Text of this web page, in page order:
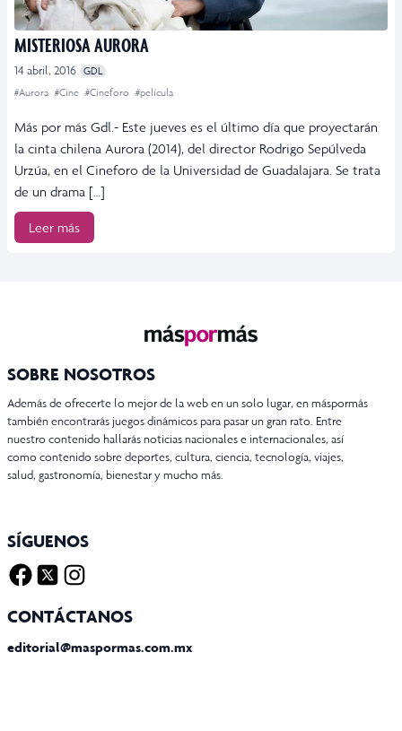
MISTERIOSA AURORA
14 abril, 2016 GDL
#Aurora #Cine #Cineforo #película
Más por más Gdl.- Este jueves es el último día que proyectarán
la cinta chilena Aurora (2014), del director Rodrigo Sepúlveda
Urzúa, en el Cineforo de la Universidad de Guadalajara. Se trata
de un drama […]
Leer más
SOBRE NOSOTROS
Además de ofrecerte lo mejor de la web en un solo lugar, en máspormás
también encontrarás juegos dinámicos para pasar un gran rato. Entre
nuestro contenido hallarás noticias nacionales e internacionales, así
como contenido sobre deportes, cultura, ciencia, tecnología, viajes,
salud, gastronomía, bienestar y mucho más.
SÍGUENOS
CONTÁCTANOS
editorial@maspormas.com.mx